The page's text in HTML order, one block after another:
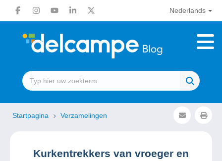
Nederlands
Startpagina Verzamelingen
Kurkentrekkers van vroeger en